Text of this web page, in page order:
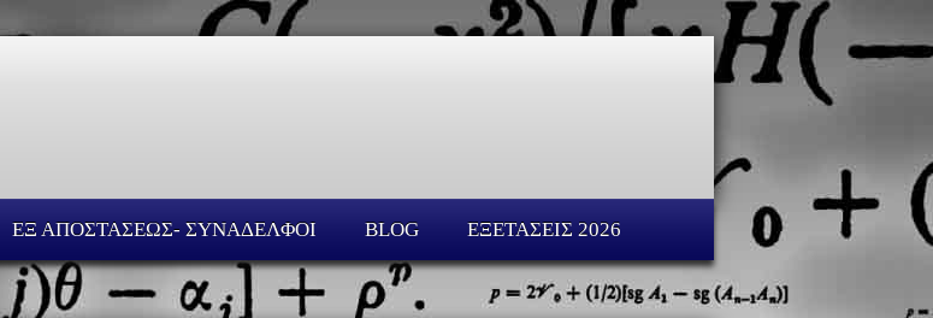
ΕΞ ΑΠΟΣΤΑΣΕΩΣ- ΣΥΝΑΔΕΛΦΟΙ BLOG ΕΞΕΤΑΣΕΙΣ 2026